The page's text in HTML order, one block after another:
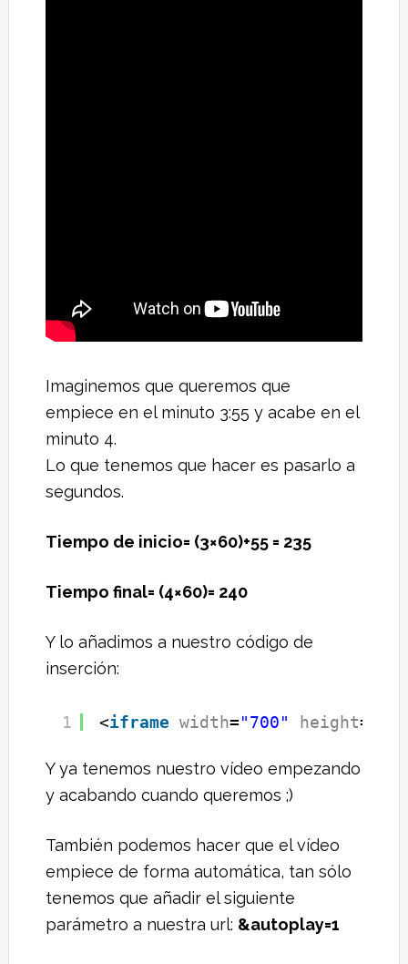
Imaginemos que queremos que
empiece en el minuto 3:55 y acabe en el
minuto 4.
Lo que tenemos que hacer es pasarlo a
segundos.
Tiempo de inicio= (3×60)+55 = 235
Tiempo final= (4×60)= 240
Y lo añadimos a nuestro código de
inserción:
1 <iframe width="700" height=
Y ya tenemos nuestro vídeo empezando
y acabando cuando queremos ;)
También podemos hacer que el vídeo
empiece de forma automática, tan sólo
tenemos que añadir el siguiente
parámetro a nuestra url: &autoplay=1